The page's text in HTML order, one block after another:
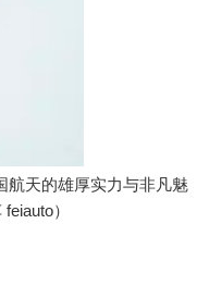
航天的雄厚实力与非凡魅
）